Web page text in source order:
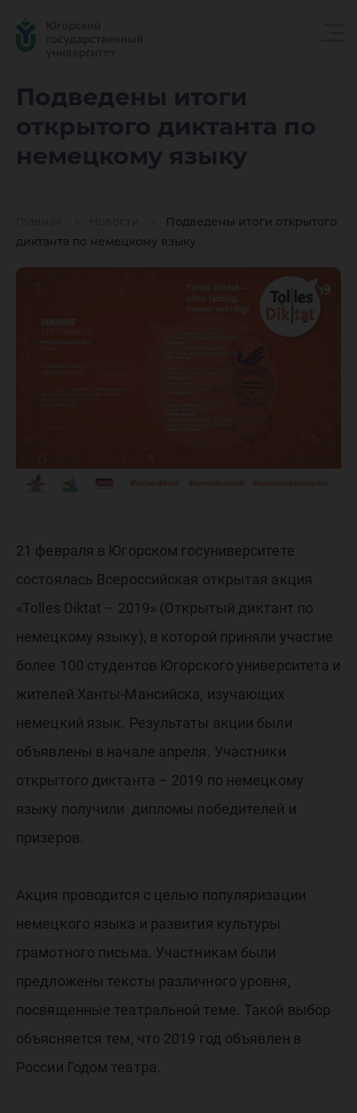
Подведены итоги
открытого диктанта по
немецкому языку
Подведены итоги открытого
диктанта по немецкому языку
итоги
языку
21 февраля в Югорском госуниверситете
состоялась Всероссийская открытая акция
«Tolles Diktat – 2019» (Открытый диктант по
немецкому языку), в которой приняли участие
более 100 студентов Югорского университета и
жителей Ханты-Мансийска, изучающих
немецкий язык. Результаты акции были
объявлены в начале апреля. Участники
открытого диктанта – 2019 по немецкому
языку получили дипломы победителей и
призеров.
Акция проводится с целью популяризации
немецкого языка и развития культуры
грамотного письма. Участникам были
предложены тексты различного уровня,
посвященные театральной теме. Такой выбор
объясняется тем, что 2019 год объявлен в
России Годом театра.